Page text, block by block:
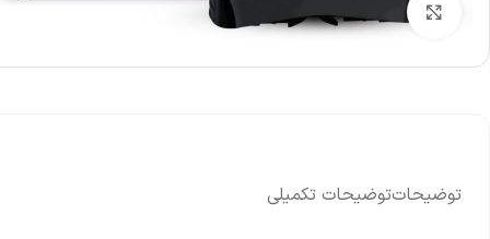
بزرگنمایی تصویر
توضیحاتتوضیحات تکمیلی